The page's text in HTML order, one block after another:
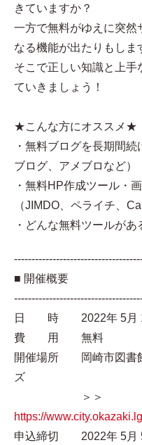
きていますか？
一方で無料がゆえに突然
なる機能が出たりもしま
そこで正しい知識と上手
ていきましょう！
★こんな方にオススメ★
・無料ブログを長期間
ブログ、アメブロなど）
・無料HP作成ツール・
（JIMDO、ペライチ、
・どんな無料ツールがあ
■ 開催概要
日 時 2022年 5月
費 用 無料
開催場所 岡崎市図書
ズ
＞＞
https://
申込締切 2022年 5月